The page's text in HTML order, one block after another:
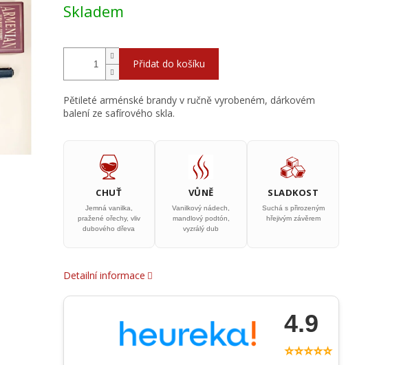
Skladem
Přidat do košíku
Pětileté arménské brandy v ručně vyrobeném, dárkovém
balení ze safírového skla.
CHUŤ
Jemná vanilka,
pražené ořechy, vliv
dubového dřeva
VŮNĚ
Vanilkový nádech,
mandlový podtón,
vyzrálý dub
SLADKOST
Suchá s přirozeným
hřejivým závěrem
Detailní informace
4.9
⭐⭐⭐⭐⭐